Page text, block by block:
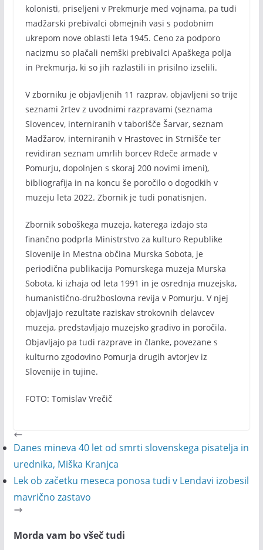
kolonisti, priseljeni v Prekmurje med vojnama, pa tudi
madžarski prebivalci obmejnih vasi s podobnim
ukrepom nove oblasti leta 1945. Ceno za podporo
nacizmu so plačali nemški prebivalci Apaškega polja
in Prekmurja, ki so jih razlastili in prisilno izselili.
V zborniku je objavljenih 11 razprav, objavljeni so trije
seznami žrtev z uvodnimi razpravami (seznama
Slovencev, interniranih v taborišče Šarvar, seznam
Madžarov, interniranih v Hrastovec in Strnišče ter
revidiran seznam umrlih borcev Rdeče armade v
Pomurju, dopolnjen s skoraj 200 novimi imeni),
bibliografija in na koncu še poročilo o dogodkih v
muzeju leta 2022. Zbornik je tudi ponatisnjen.
Zbornik soboškega muzeja, katerega izdajo sta
finančno podprla Ministrstvo za kulturo Republike
Slovenije in Mestna občina Murska Sobota, je
periodična publikacija Pomurskega muzeja Murska
Sobota, ki izhaja od leta 1991 in je osrednja muzejska,
humanistično-družboslovna revija v Pomurju. V njej
objavljajo rezultate raziskav strokovnih delavcev
muzeja, predstavljajo muzejsko gradivo in poročila.
Objavljajo pa tudi razprave in članke, povezane s
kulturno zgodovino Pomurja drugih avtorjev iz
Slovenije in tujine.
FOTO: Tomislav Vrečič
Danes mineva 40 let od smrti slovenskega pisatelja in
urednika, Miška Kranjca
Lek ob začetku meseca ponosa tudi v Lendavi izobesil
mavrično zastavo
Morda vam bo všeč tudi